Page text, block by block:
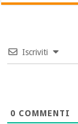
Iscriviti
0 COMMENTI